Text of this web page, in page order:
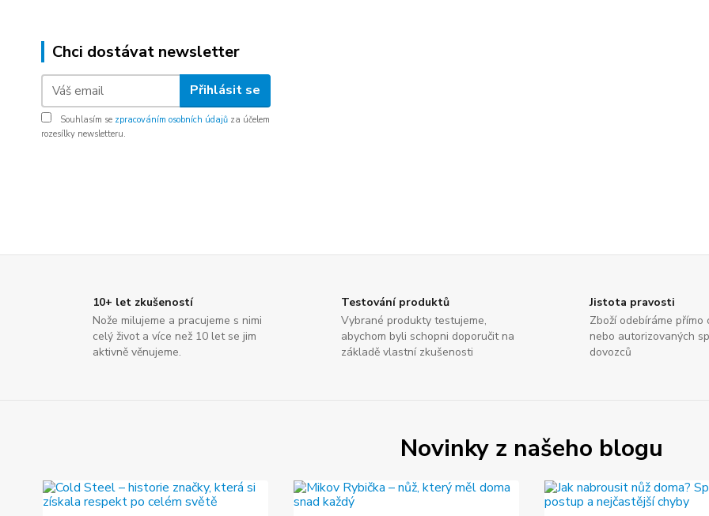
Chci dostávat newsletter
Přihlásit se
Souhlasím se zpracováním osobních údajů za účelem
rozesílky newsletteru.
10+ let zkušeností
Nože milujeme a pracujeme s nimi
celý život a více než 10 let se jim
aktivně věnujeme.
Testování produktů
Vybrané produkty testujeme,
abychom byli schopni doporučit na
základě vlastní zkušenosti
Jistota pravosti
Zboží odebíráme přímo
nebo autorizovaných
dovozců
Novinky z našeho blogu